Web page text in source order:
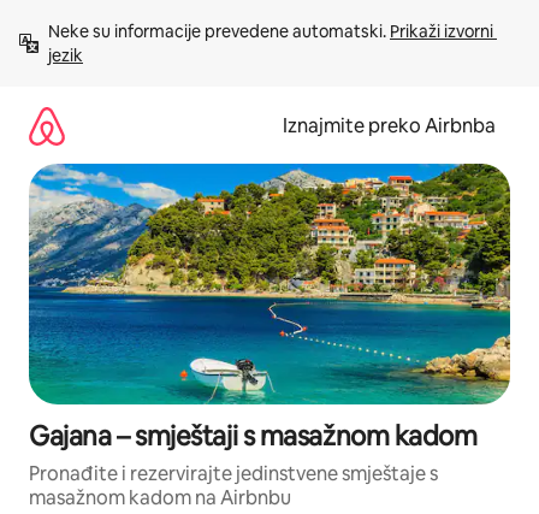
sadržaj
Neke su informacije prevedene automatski. Prikaži izvorni
jezik
Iznajmite preko Airbnba
Gajana – smještaji s masažnom kadom
Pronađite i rezervirajte jedinstvene smještaje s
masažnom kadom na Airbnbu